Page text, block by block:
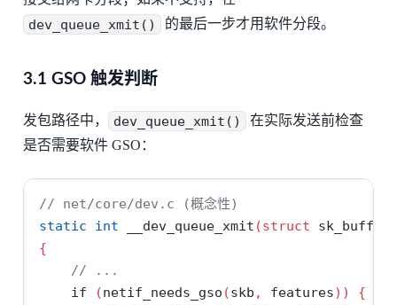
dev_queue_xmit() 的最后一步才用软件分段。
3.1 GSO 触发判断
发包路径中， dev_queue_xmit()
在实际发送前检查
是否需要软件 GSO：
// net/core/dev.c (概念性)
static
int __dev_queue_xmit (struct sk_buff
{
// ...
if
(netif_needs_gso (skb , features))
{